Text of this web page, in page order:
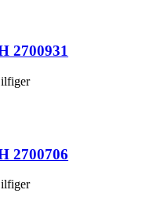
2700931
2700706